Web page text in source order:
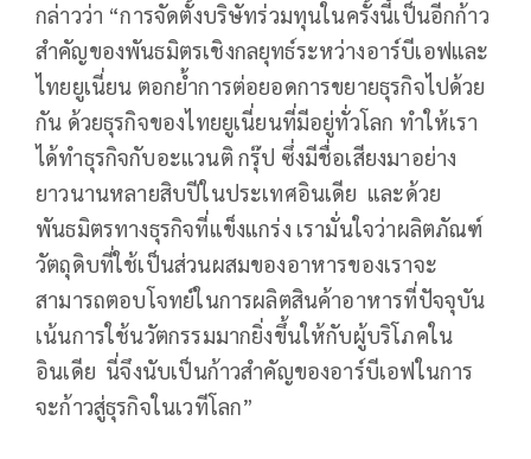
กล่าวว่า “การจัดตั้งบริษัทร่วมทุนในครั้งนี้เป็นอีกก้าว
สำคัญของพันธมิตรเชิงกลยุทธ์ระหว่างอาร์บีเอฟและ
ไทยยูเนี่ยน ตอกย้ำการต่อยอดการขยายธุรกิจไปด้วย
กัน ด้วยธุรกิจของไทยยูเนี่ยนที่มีอยู่ทั่วโลก ทำให้เรา
ได้ทำธุรกิจกับอะแวนติ กรุ๊ป ซึ่งมีชื่อเสียงมาอย่าง
ยาวนานหลายสิบปีในประเทศอินเดีย และด้วย
พันธมิตรทางธุรกิจที่แข็งแกร่ง เรามั่นใจว่าผลิตภัณฑ์
วัตถุดิบที่ใช้เป็นส่วนผสมของอาหารของเราจะ
สามารถตอบโจทย์ในการผลิตสินค้าอาหารที่ปัจจุบัน
เน้นการใช้นวัตกรรมมากยิ่งขึ้นให้กับผู้บริโภคใน
อินเดีย นี่จึงนับเป็นก้าวสำคัญของอาร์บีเอฟในการ
จะก้าวสู่ธุรกิจในเวทีโลก”